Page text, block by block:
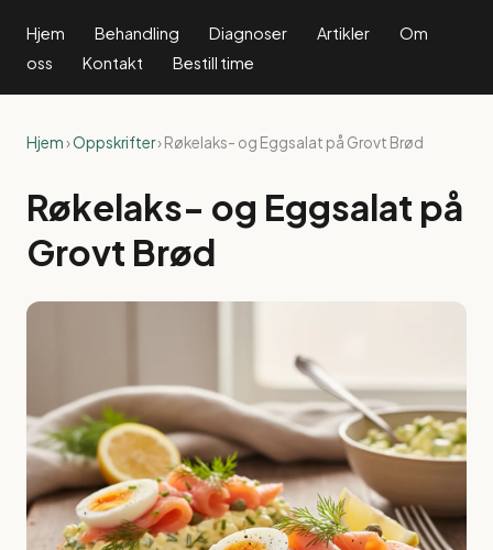
Hjem Behandling Diagnoser Artikler
Om
oss
Kontakt Bestill time
Hjem›Oppskrifter› Røkelaks- og Eggsalat på Grovt Brød
Røkelaks- og Eggsalat på
Grovt Brød